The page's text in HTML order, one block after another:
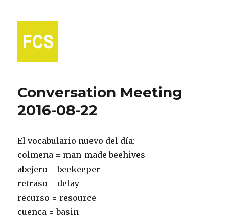
Conversation Meeting
2016-08-22
El vocabulario nuevo del día:
colmena = man-made beehives
abejero = beekeeper
retraso = delay
recurso = resource
cuenca = basin